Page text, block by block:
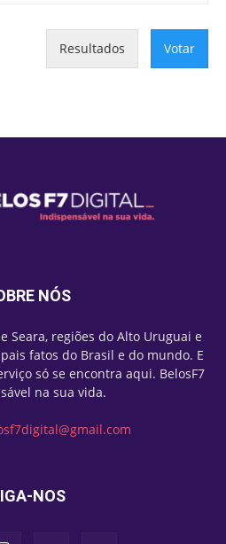
Resultados Votar
NÓS
Seara, regiões do Alto Uruguai e
fatos do Brasil e do mundo. E
só se encontra aqui. BelosF7
na sua vida.
NOS